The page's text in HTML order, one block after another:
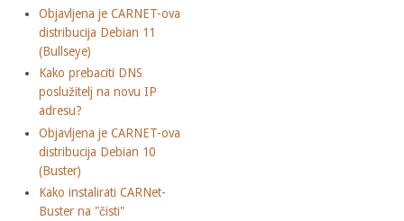
Objavljena je CARNET-ova
distribucija Debian 11
(Bullseye)
Kako prebaciti DNS
poslužitelj na novu IP
adresu?
Objavljena je CARNET-ova
distribucija Debian 10
(Buster)
Kako instalirati CARNet-
Buster na "čisti"